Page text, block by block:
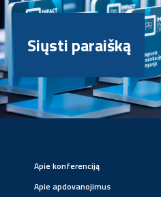
Siųsti paraišką
Apie konferenciją
Apie apdovanojimus